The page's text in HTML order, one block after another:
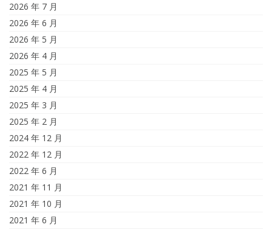
2026 年 7 月
2026 年 6 月
2026 年 5 月
2026 年 4 月
2025 年 5 月
2025 年 4 月
2025 年 3 月
2025 年 2 月
2024 年 12 月
2022 年 12 月
2022 年 6 月
2021 年 11 月
2021 年 10 月
2021 年 6 月